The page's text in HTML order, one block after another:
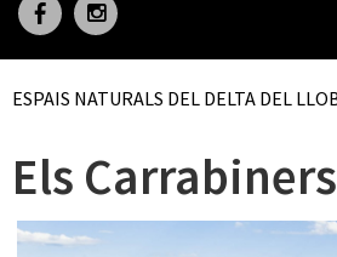
ESPAIS NATURALS DEL DELTA DEL
Els Carrabiners